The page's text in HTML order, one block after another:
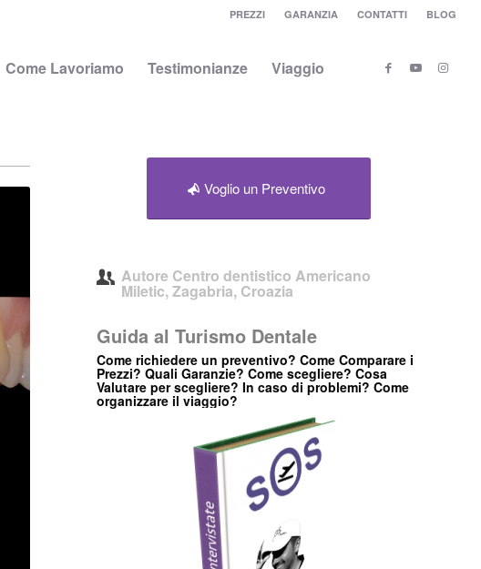
PREZZI GARANZIA CONTATTI BLOG
Come Lavoriamo Testimonianze Viaggio
Voglio un Preventivo
Autore Centro dentistico Americano
Miletic, Zagabria, Croazia
Guida al Turismo Dentale
Come richiedere un preventivo? Come Comparare i
Prezzi? Quali Garanzie? Come scegliere? Cosa
Valutare per scegliere? In caso di problemi? Come
organizzare il viaggio?